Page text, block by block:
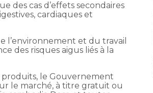
des cas d’effets secondaires
cardiaques et
l’environnement et du travail
des risques aigus liés à la
produits, le Gouvernement
le marché, à titre gratuit ou